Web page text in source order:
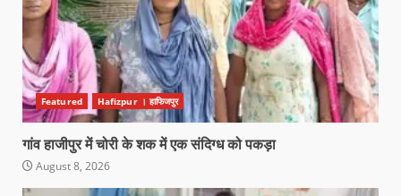
Featured Hafizpur । हाफिजपुर
गांव हाजीपुर में चोरी के शक में एक संदिग्ध को पकड़ा
August 8, 2026